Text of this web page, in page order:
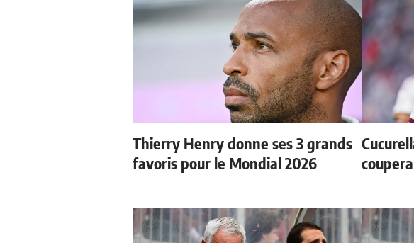
Thierry Henry donne ses 3 grands
favoris pour le Mondial 2026